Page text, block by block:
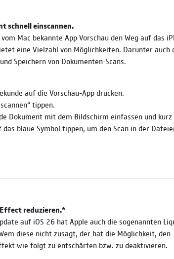
schnell einscannen.
Mac bekannte App Vorschau den Weg auf das
eine Vielzahl von Möglichkeiten. Darunter auch
Speichern von Dokumenten-Scans.
auf die Vorschau-App drücken.
tippen.
Dokument mit dem Bildschirm einfassen und
blaue Symbol tippen, um den Scan in der
reduzieren.*
auf iOS 26 hat Apple auch die sogenannten
diese nicht zusagt, der hat die Möglichkeit, den
wie folgt zu entschärfen bzw. zu deaktivieren.